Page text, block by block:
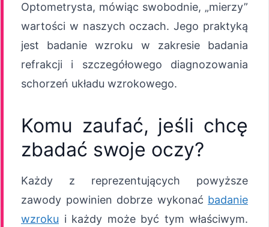
Optometrysta, mówiąc swobodnie, „mierzy”
wartości w naszych oczach. Jego praktyką
jest badanie wzroku w zakresie badania
refrakcji i szczegółowego diagnozowania
schorzeń układu wzrokowego.
Komu zaufać, jeśli chcę
zbadać swoje oczy?
Każdy z reprezentujących powyższe
zawody powinien dobrze wykonać badanie
wzroku i każdy może być tym właściwym.